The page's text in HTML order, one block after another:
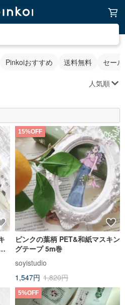
Pinkoiおすすめ 送料無料 セー
人気順
15%OFF
ピンクの葉柄 PET&和紙マスキン
グテープ 5m巻
soyistudio
1,547円 1,820円
5%OFF